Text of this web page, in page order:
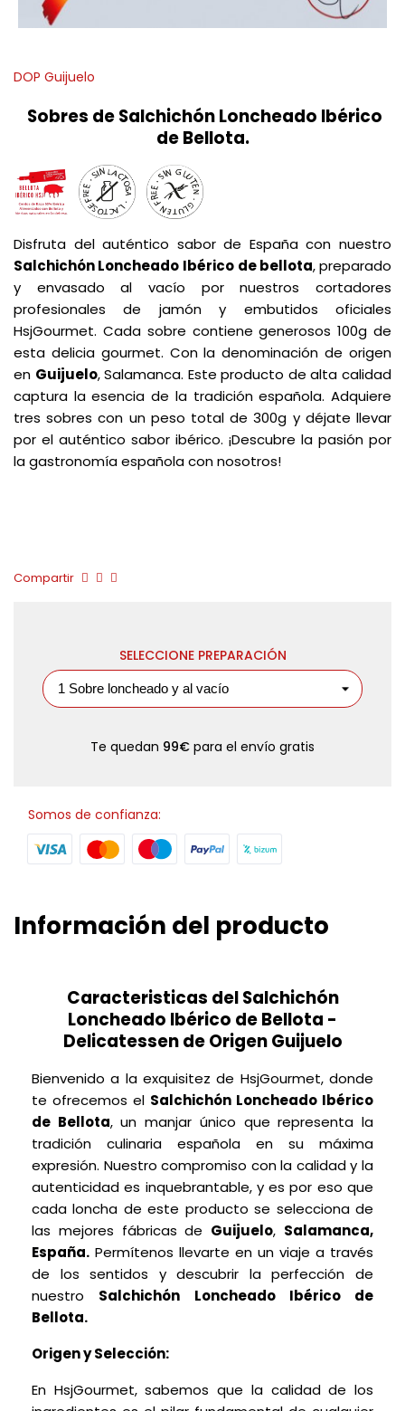
DOP Guijuelo
Sobres de Salchichón Loncheado Ibérico
de Bellota.
Disfruta del auténtico sabor de España con nuestro
Salchichón Loncheado Ibérico de bellota, preparado
y envasado al vacío por nuestros cortadores
profesionales de jamón y embutidos oficiales
HsjGourmet. Cada sobre contiene generosos 100g de
esta delicia gourmet. Con la denominación de origen
en Guijuelo, Salamanca. Este producto de alta calidad
captura la esencia de la tradición española. Adquiere
tres sobres con un peso total de 300g y déjate llevar
por el auténtico sabor ibérico. ¡Descubre la pasión por
la gastronomía española con nosotros!
Compartir
SELECCIONE PREPARACIÓN
Te quedan 99€ para el envío gratis
Somos de confianza:
Información del producto
Caracteristicas del Salchichón
Loncheado Ibérico de Bellota -
Delicatessen de Origen Guijuelo
Bienvenido a la exquisitez de HsjGourmet, donde
te ofrecemos el Salchichón Loncheado Ibérico
de Bellota, un manjar único que representa la
tradición culinaria española en su máxima
expresión. Nuestro compromiso con la calidad y la
autenticidad es inquebrantable, y es por eso que
cada loncha de este producto se selecciona de
las mejores fábricas de Guijuelo, Salamanca,
España. Permítenos llevarte en un viaje a través
de los sentidos y descubrir la perfección de
nuestro Salchichón Loncheado Ibérico de
Bellota.
Origen y Selección:
En HsjGourmet, sabemos que la calidad de los